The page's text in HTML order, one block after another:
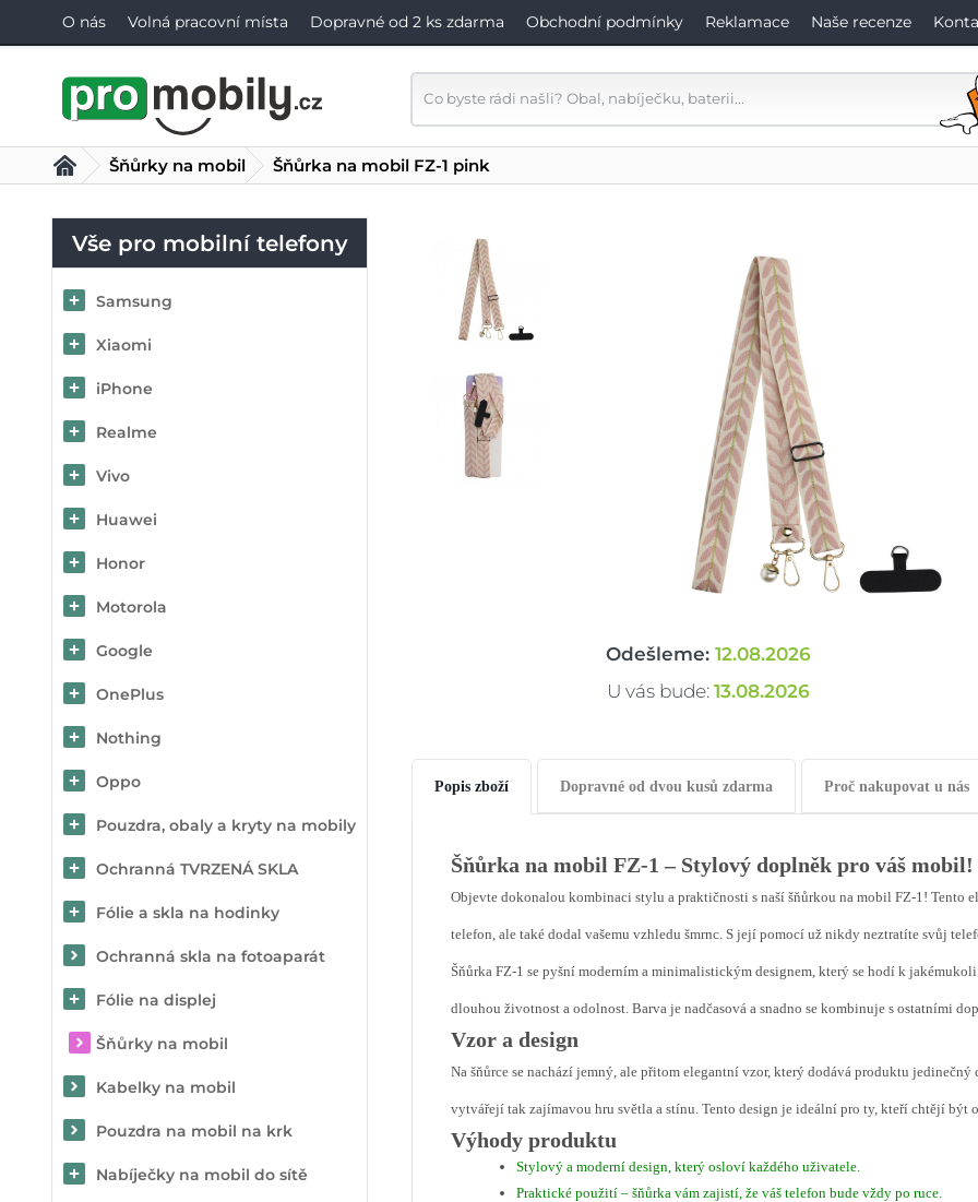
O nás Volná pracovní místa Dopravné od 2 ks zdarma Obchodní podmínky Reklamace Naše recenze
Vše pro mobilní telefony
Samsung
Xiaomi
iPhone
Realme
Vivo
Huawei
Honor
Motorola
Google
OnePlus
Nothing
Oppo
Pouzdra, obaly a kryty na mobily
Ochranná TVRZENÁ SKLA
Fólie a skla na hodinky
Ochranná skla na fotoaparát
Fólie na displej
Šňůrky na mobil
Kabelky na mobil
Pouzdra na mobil na krk
Nabíječky na mobil do sítě
Šňůrky na mobil Šňůrka na mobil FZ-1 pink
Odešleme: 12.08.2026
U vás bude: 13.08.2026
Popis zboží Dopravné od dvou kusů zdarma Proč nakupovat u nás
Šňůrka na mobil FZ-1 – Stylový doplněk pro váš mobil!
Objevte dokonalou kombinaci stylu a praktičnosti s naší šňůrkou na mobil FZ-1! Tento
telefon, ale také dodal vašemu vzhledu šmrnc. S její pomocí už nikdy neztratíte svůj
Šňůrka FZ-1 se pyšní moderním a minimalistickým designem, který se hodí k
dlouhou životnost a odolnost. Barva je nadčasová a snadno se kombinuje s ostatními
Vzor a design
Na šňůrce se nachází jemný, ale přitom elegantní vzor, který dodává produktu
vytvářejí tak zajímavou hru světla a stínu. Tento design je ideální pro ty, kteří chtějí být
Výhody produktu
Stylový a moderní design, který osloví každého uživatele.
Praktické použití – šňůrka vám zajistí, že váš telefon bude vždy po ruce.